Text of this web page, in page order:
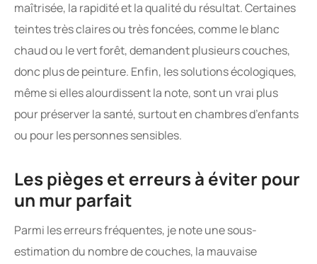
maîtrisée, la rapidité et la qualité du résultat. Certaines
teintes très claires ou très foncées, comme le blanc
chaud ou le vert forêt, demandent plusieurs couches,
donc plus de peinture. Enfin, les solutions écologiques,
même si elles alourdissent la note, sont un vrai plus
pour préserver la santé, surtout en chambres d’enfants
ou pour les personnes sensibles.
Les pièges et erreurs à éviter pour
un mur parfait
Parmi les erreurs fréquentes, je note une sous-
estimation du nombre de couches, la mauvaise